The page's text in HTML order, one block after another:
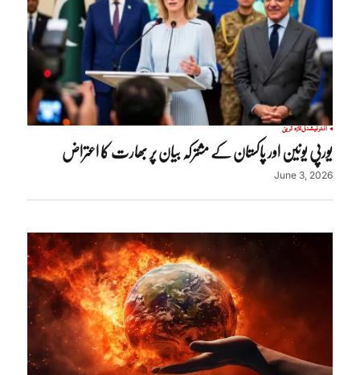
انٹرنیشنلتازہ ترین
یورپی یونین اور پاکستان کے مشترکہ بیان پر بھارت کا اعتراض
June 3, 2026